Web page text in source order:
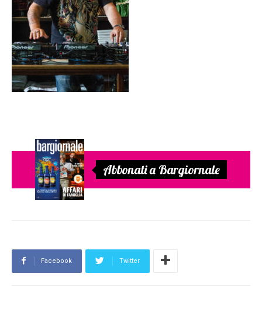
Abbonati a Bargiornale
Facebook Twitter